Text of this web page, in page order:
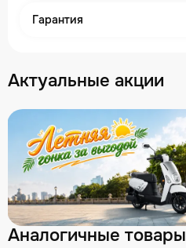
Гарантия
Актуальные акции
Аналогичные товары